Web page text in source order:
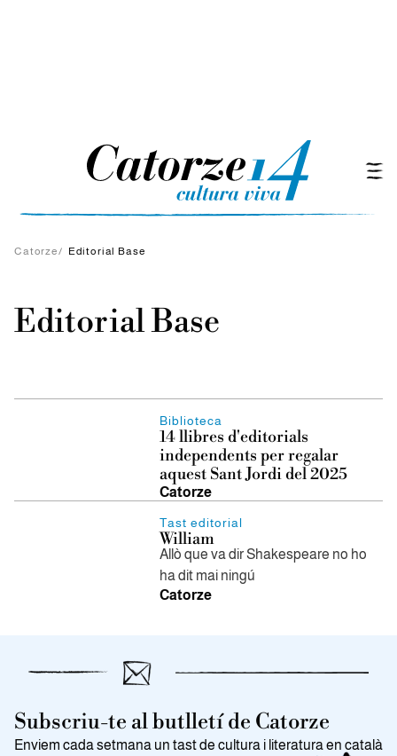
Catorze/ Editorial Base
Editorial Base
Biblioteca
14 llibres d'editorials
independents per regalar
aquest Sant Jordi del 2025
Catorze
Tast editorial
William
Allò que va dir Shakespeare no ho
ha dit mai ningú
Catorze
Subscriu-te al butlletí de Catorze
Enviem cada setmana un tast de cultura i literatura en català